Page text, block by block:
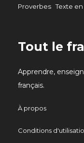
Proverbes Texte
Tout le
Apprendre,
français.
À propos
Conditions